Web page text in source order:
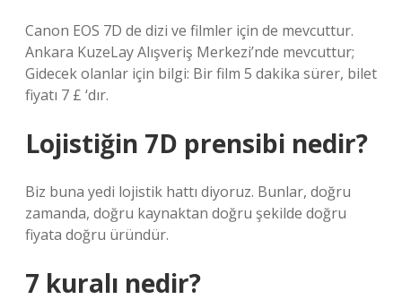
Canon EOS 7D de dizi ve filmler için de mevcuttur.
Ankara KuzeLay Alışveriş Merkezi’nde mevcuttur;
Gidecek olanlar için bilgi: Bir film 5 dakika sürer, bilet
fiyatı 7 £ ‘dır.
Lojistiğin 7D prensibi nedir?
Biz buna yedi lojistik hattı diyoruz. Bunlar, doğru
zamanda, doğru kaynaktan doğru şekilde doğru
fiyata doğru üründür.
7 kuralı nedir?